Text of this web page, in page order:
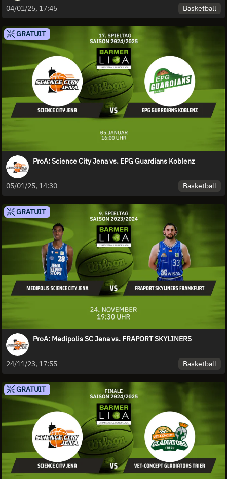
04/01/25, 17:45 Basketball
GRATUIT
ProA: Science City Jena vs. EPG Guardians Koblenz
05/01/25, 14:30 Basketball
GRATUIT
ProA: Medipolis SC Jena vs. FRAPORT SKYLINERS
24/11/23, 17:55 Basketball
GRATUIT